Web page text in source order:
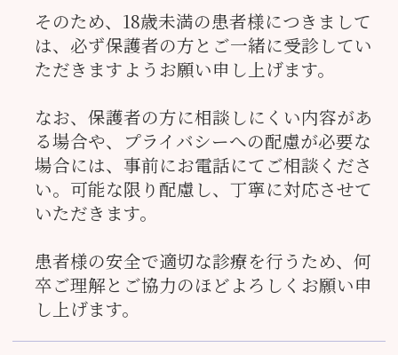
そのため、18歳未満の患者様につきまして
は、必ず保護者の方とご一緒に受診してい
ただきますようお願い申し上げます。
なお、保護者の方に相談しにくい内容があ
る場合や、プライバシーへの配慮が必要な
場合には、事前にお電話にてご相談くださ
い。可能な限り配慮し、丁寧に対応させて
いただきます。
患者様の安全で適切な診療を行うため、何
卒ご理解とご協力のほどよろしくお願い申
し上げます。